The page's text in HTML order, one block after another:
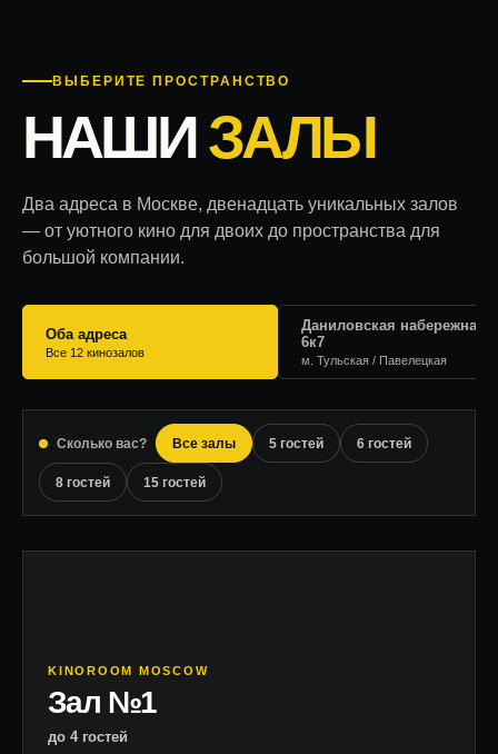
ВЫБЕРИТЕ ПРОСТРАНСТВО
НАШИЗАЛЫ
Два адреса в Москве, двенадцать уникальных залов
— от уютного кино для двоих до пространства для
большой компании.
Оба адреса
Все 12 кинозалов
Даниловская набережная,
6к7
м. Тульская / Павелецкая
Сколько вас? Все залы 5 гостей 6 гостей
8 гостей 15 гостей
KINOROOM MOSCOW
Зал №1
до 4 гостей